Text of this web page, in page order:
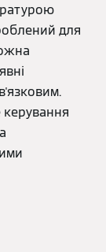
для
керування